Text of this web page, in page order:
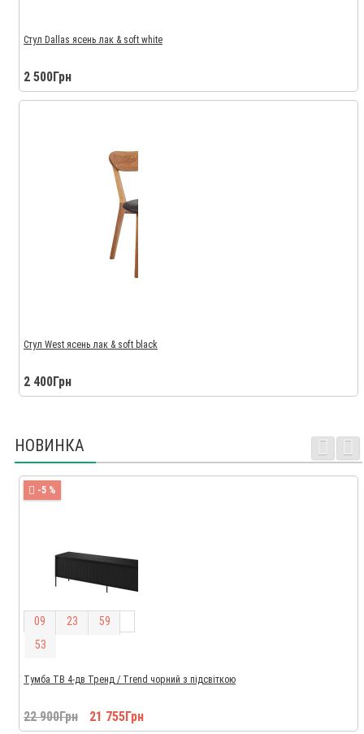
Стул Dallas ясень лак & soft white
2 500Грн
Стул West ясень лак & soft black
2 400Грн
НОВИНКА
-5 %
09 23 59
52
Тумба ТВ 4-дв Тренд / Trend чорний з підсвіткою
22 900Грн 21 755Грн